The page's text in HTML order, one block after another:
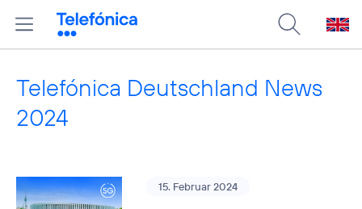
Telefónica Deutschland News
2024
15. Februar 2024